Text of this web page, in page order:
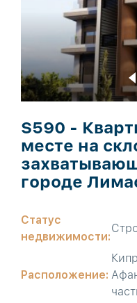
S590 -
месте на
городе
Статус
недвижимости:
Расположение: